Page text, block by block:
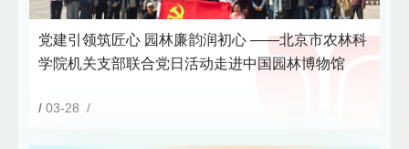
党建引领筑匠心 园林廉韵润初心 ——北京市农林科
学院机关支部联合党日活动走进中国园林博物馆
/ 03-28 /